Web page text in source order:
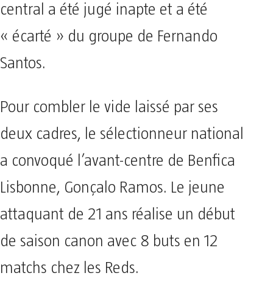
central a été jugé inapte et a été
« écarté » du groupe de Fernando
Santos.
Pour combler le vide laissé par ses
deux cadres, le sélectionneur national
a convoqué l’avant-centre de Benfica
Lisbonne, Gonçalo Ramos. Le jeune
attaquant de 21 ans réalise un début
de saison canon avec 8 buts en 12
matchs chez les Reds.